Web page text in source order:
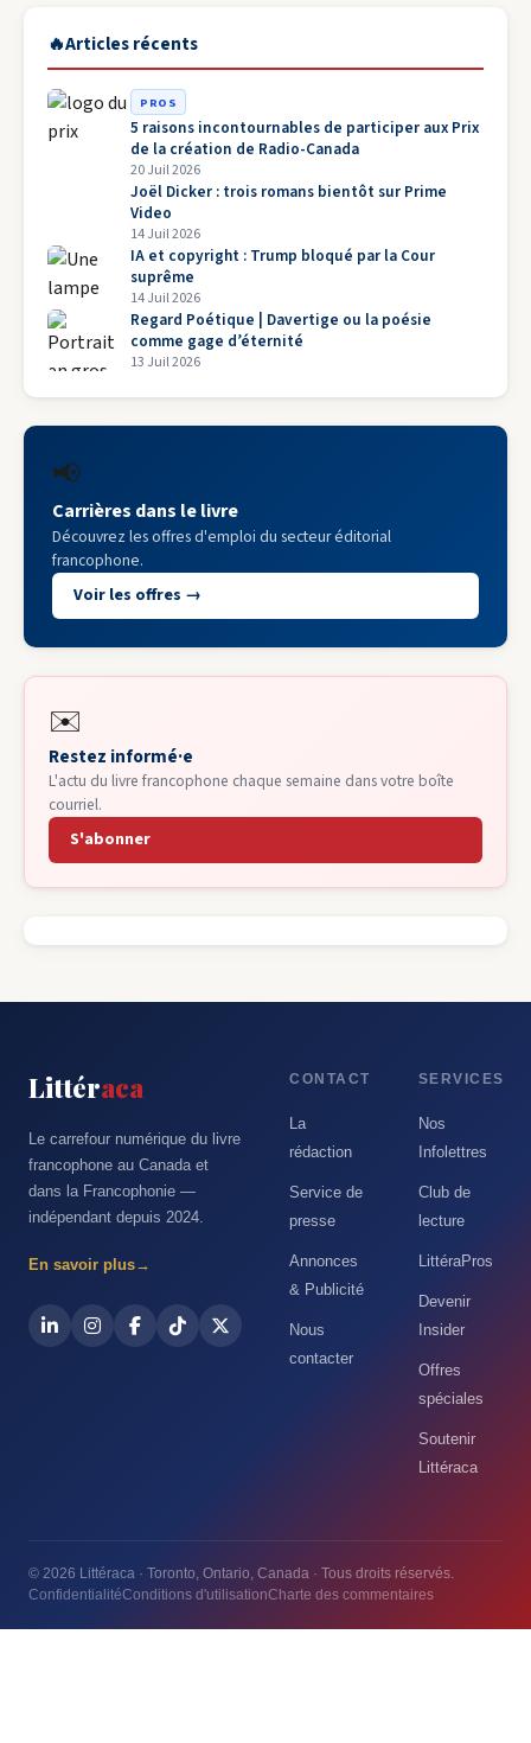
🔥Articles récents
PROS
5 raisons incontournables de participer aux Prix
de la création de Radio-Canada
20 Juil 2026
Joël Dicker : trois romans bientôt sur Prime
Video
14 Juil 2026
IA et copyright : Trump bloqué par la Cour
suprême
14 Juil 2026
Regard Poétique | Davertige ou la poésie
comme gage d’éternité
13 Juil 2026
📢
Carrières dans le livre
Découvrez les offres d'emploi du secteur éditorial
francophone.
Voir les offres →
✉️
Restez informé·e
L'actu du livre francophone chaque semaine dans votre boîte
courriel.
S'abonner
Littéraca
Le carrefour numérique du livre
francophone au Canada et
dans la Francophonie —
indépendant depuis 2024.
En savoir plus→
CONTACT
La
rédaction
Service de
presse
Annonces
& Publicité
Nous
contacter
SERVICES
Nos
Infolettres
Club de
lecture
LittéraPros
Devenir
Insider
Offres
spéciales
Soutenir
Littéraca
© 2026 Littéraca · Toronto, Ontario, Canada · Tous droits réservés.
ConfidentialitéConditions d'utilisationCharte des commentaires